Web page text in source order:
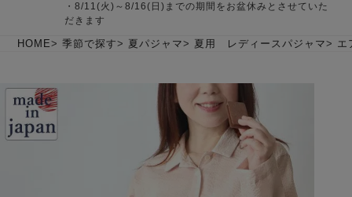
ガーゼ サテン織り
敏感肌用
パジャマ
入院・介護
胸が目立たない
マタニティ
パジャマ
ペアで
そろえたい
眠れる作務衣特集
ィース
パジャマ
かぶり ワンピース
夏パジャマ特集 つくるパジャマとは
お支払い・送料・配送
について
返品・交換について よくあるご質問
・8/11(火)～8/16(日)までの期間をお盆休みとさせていた
だきます
HOME 季節で探す 夏パジャマ 夏用 レディースパジャマ エ